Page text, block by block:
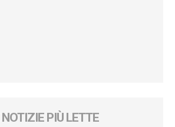
NOTIZIE PIÙ LETTE